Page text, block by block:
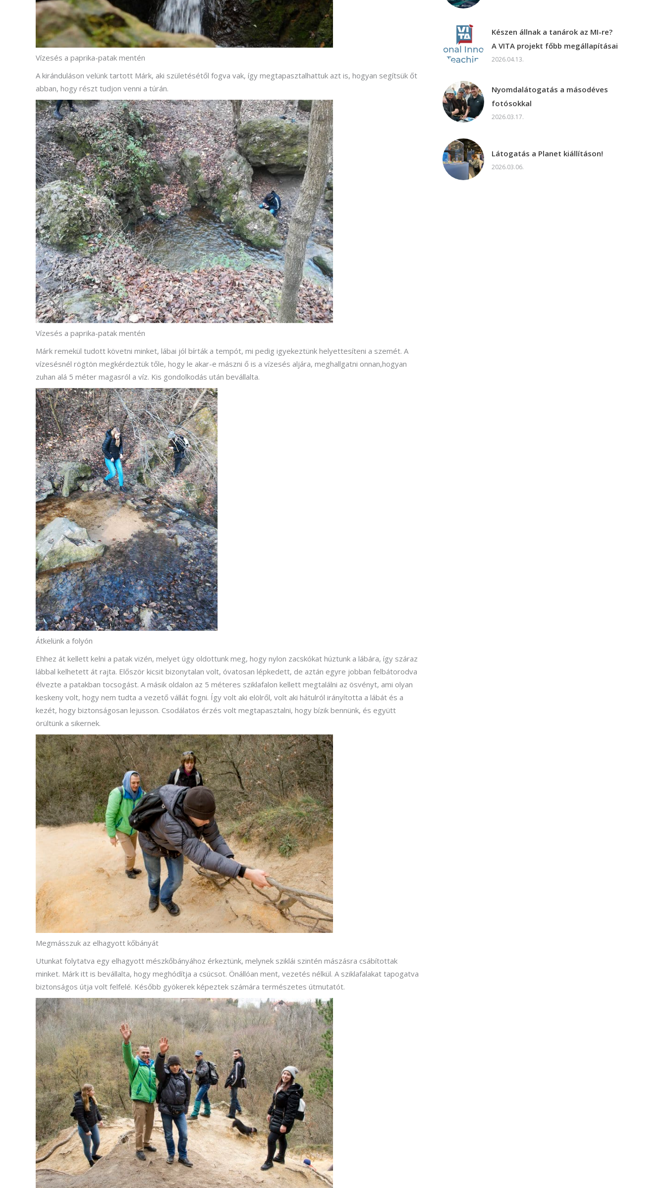
Vízesés a paprika-patak mentén
A kiránduláson velünk tartott Márk, aki születésétől fogva vak, így megtapasztalhattuk azt is, hogyan segítsük őt
abban, hogy részt tudjon venni a túrán.
Vízesés a paprika-patak mentén
Márk remekül tudott követni minket, lábai jól bírták a tempót, mi pedig igyekeztünk helyettesíteni a szemét. A
vízesésnél rögtön megkérdeztük tőle, hogy le akar-e mászni ő is a vízesés aljára, meghallgatni onnan,hogyan
zuhan alá 5 méter magasról a víz. Kis gondolkodás után bevállalta.
Átkelünk a folyón
Ehhez át kellett kelni a patak vizén, melyet úgy oldottunk meg, hogy nylon zacskókat húztunk a lábára, így száraz
lábbal kelhetett át rajta. Először kicsit bizonytalan volt, óvatosan lépkedett, de aztán egyre jobban felbátorodva
élvezte a patakban tocsogást. A másik oldalon az 5 méteres sziklafalon kellett megtalálni az ösvényt, ami olyan
keskeny volt, hogy nem tudta a vezető vállát fogni. Így volt aki elölről, volt aki hátulról irányította a lábát és a
kezét, hogy biztonságosan lejusson. Csodálatos érzés volt megtapasztalni, hogy bízik bennünk, és együtt
örültünk a sikernek.
Megmásszuk az elhagyott kőbányát
Utunkat folytatva egy elhagyott mészkőbányához érkeztünk, melynek sziklái szintén mászásra csábítottak
minket. Márk itt is bevállalta, hogy meghódítja a csúcsot. Önállóan ment, vezetés nélkül. A sziklafalakat tapogatva
biztonságos útja volt felfelé. Később gyökerek képeztek számára természetes útmutatót.
Készen állnak a tanárok az MI-re?
A VITA projekt főbb megállapításai
2026.04.13.
Nyomdalátogatás a másodéves
fotósokkal
2026.03.17.
Látogatás a Planet kiállításon!
2026.03.06.